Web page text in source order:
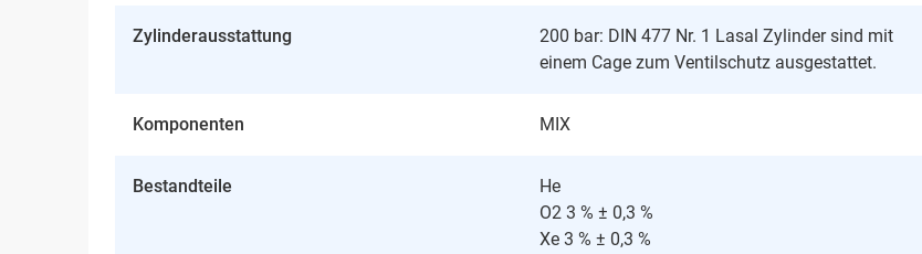
Zylinderausstattung
200 bar: DIN 477 Nr. 1 Lasal Zylinder sind mit
einem Cage zum Ventilschutz ausgestattet.
Komponenten MIX
Bestandteile
He
O2 3 % ± 0,3 %
Xe 3 % ± 0,3 %